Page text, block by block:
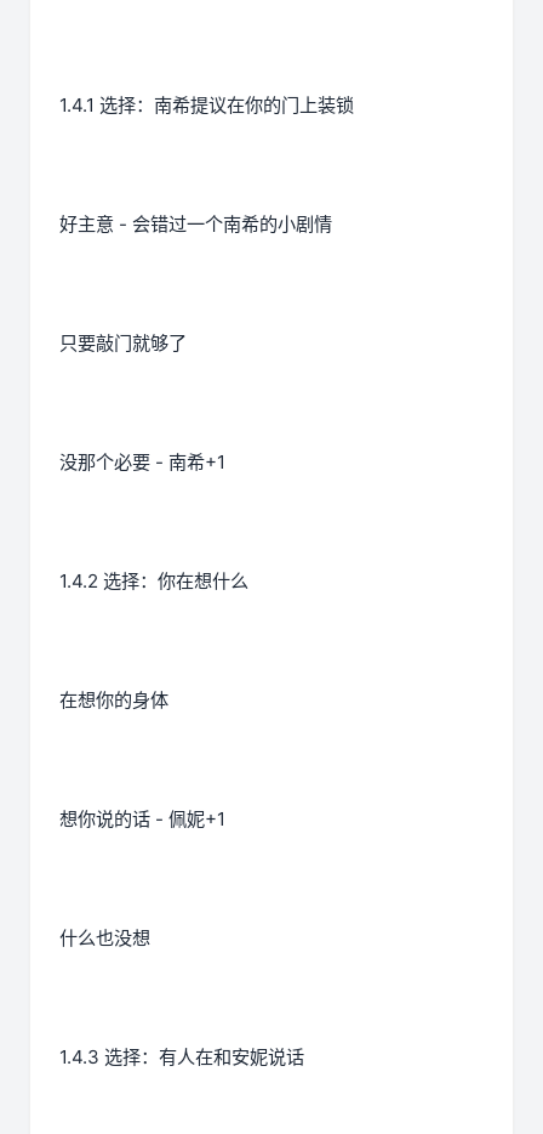
1.4.1 选择：南希提议在你的门上装锁
好主意 - 会错过一个南希的小剧情
只要敲门就够了
没那个必要 - 南希+1
1.4.2 选择：你在想什么
在想你的身体
想你说的话 - 佩妮+1
什么也没想
1.4.3 选择：有人在和安妮说话